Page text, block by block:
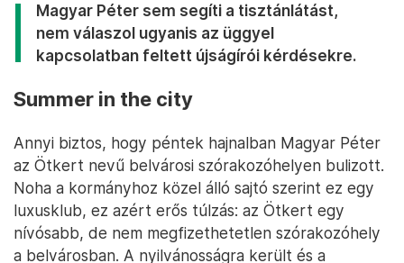
Magyar Péter sem segíti a tisztánlátást,
nem válaszol ugyanis az üggyel
kapcsolatban feltett újságírói kérdésekre.
Summer in the city
Annyi biztos, hogy péntek hajnalban Magyar Péter
az Ötkert nevű belvárosi szórakozóhelyen bulizott.
Noha a kormányhoz közel álló sajtó szerint ez egy
luxusklub, ez azért erős túlzás: az Ötkert egy
nívósabb, de nem megfizethetetlen szórakozóhely
a belvárosban. A nyilvánosságra került és a